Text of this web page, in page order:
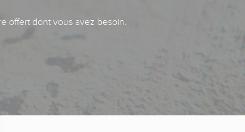
offert dont vous avez besoin.